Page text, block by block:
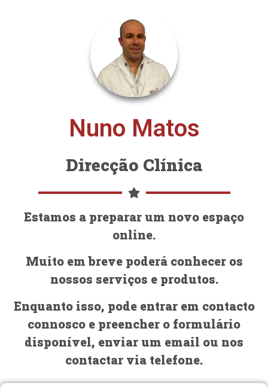
Nuno Matos
Direcção Clínica
Estamos a preparar um novo espaço
online.
Muito em breve poderá conhecer os
nossos serviços e produtos.
Enquanto isso, pode entrar em contacto
connosco e preencher o formulário
disponível, enviar um email ou nos
contactar via telefone.